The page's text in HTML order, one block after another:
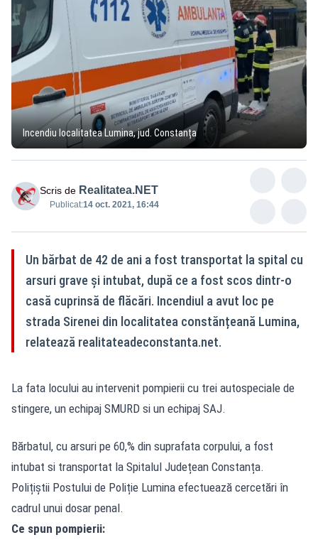
Incendiu localitatea Lumina, jud. Constanța
Scris de Realitatea.NET
Publicat:14 oct. 2021, 16:44
Un bărbat de 42 de ani a fost transportat la spital cu
arsuri grave și intubat, după ce a fost scos dintr-o
casă cuprinsă de flăcări. Incendiul a avut loc pe
strada Sirenei din localitatea constănțeană Lumina,
relatează realitateadeconstanta.net.
La fata locului au intervenit pompierii cu trei autospeciale de
stingere, un echipaj SMURD si un echipaj SAJ.
Bărbatul, cu arsuri pe 60,% din suprafata corpului, a fost
intubat si transportat la Spitalul Județean Constanța.
Polițiștii Postului de Poliție Lumina efectuează cercetări în
cadrul unui dosar penal.
Ce spun pompierii: